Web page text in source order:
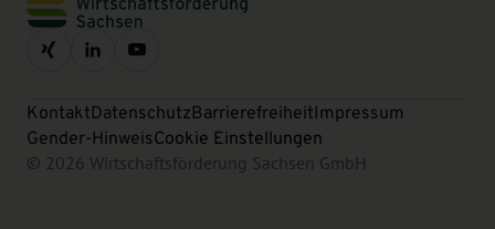
KontaktDatenschutzBarrierefreiheitImpressum
Gender-HinweisCookie Einstellungen
© 2026 Wirtschaftsförderung Sachsen GmbH